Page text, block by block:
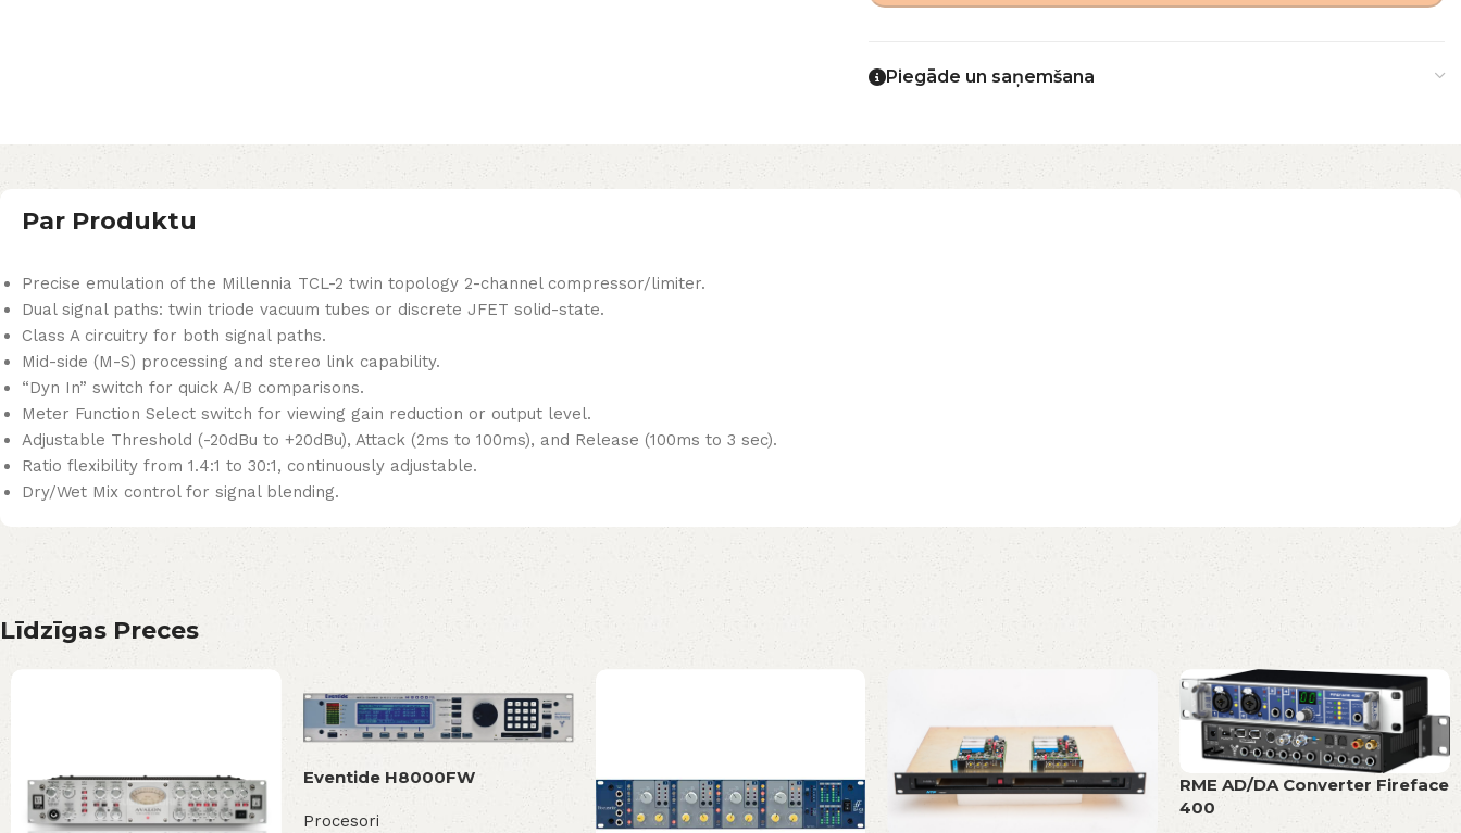
Piegāde un saņemšana
Par Produktu
Precise emulation of the Millennia TCL-2 twin topology 2-channel compressor/limiter.
Dual signal paths: twin triode vacuum tubes or discrete JFET solid-state.
Class A circuitry for both signal paths.
Mid-side (M-S) processing and stereo link capability.
“Dyn In” switch for quick A/B comparisons.
Meter Function Select switch for viewing gain reduction or output level.
Adjustable Threshold (-20dBu to +20dBu), Attack (2ms to 100ms), and Release (100ms to 3 sec).
Ratio flexibility from 1.4:1 to 30:1, continuously adjustable.
Dry/Wet Mix control for signal blending.
Līdzīgas Preces
Eventide H8000FW
Procesori
RME AD/DA Converter Fireface
400